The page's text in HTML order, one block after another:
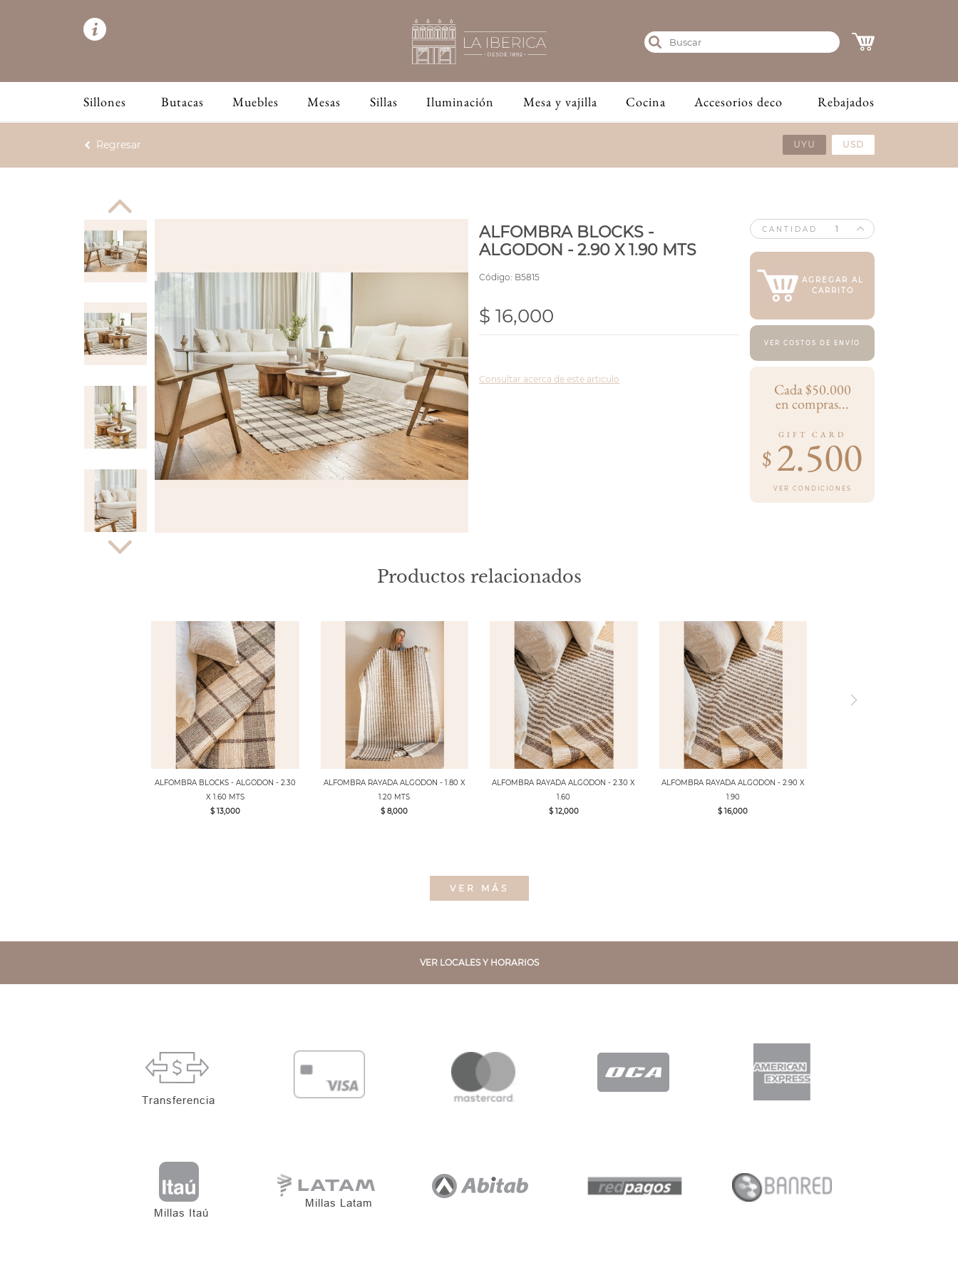
Sillones Butacas Muebles Mesas Sillas Iluminación Mesa y vajilla Cocina Accesorios deco Rebajados
Regresar UYU USD
ALFOMBRA BLOCKS -
ALGODON - 2.90 X 1.90 MTS
Código: B5815
$ 16,000
Consultar acerca de este articulo
CANTIDAD
AGREGAR AL
CARRITO
VER COSTOS DE ENVÍO
Cada $50.000
en compras...
GIFT CARD
$ 2.500
VER CONDICIONES
Productos relacionados
ALFOMBRA BLOCKS - ALGODON - 2.30
X 1.60 MTS
$ 13,000
ALFOMBRA RAYADA ALGODON - 1.80 X
1.20 MTS
$ 8,000
ALFOMBRA RAYADA ALGODON - 2.30 X
1.60
$ 12,000
ALFOMBRA RAYADA ALGODON - 2.90 X
1.90
$ 16,000
VER MÁS
VER LOCALES Y HORARIOS